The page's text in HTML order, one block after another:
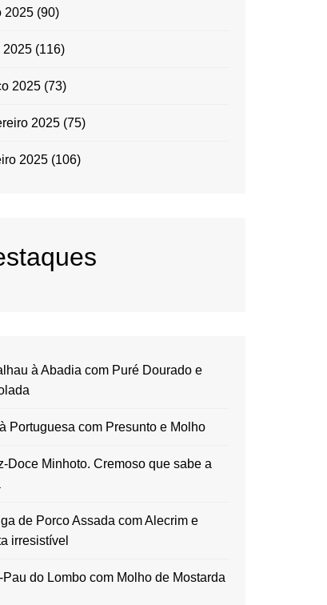
2025 (90)
2025 (116)
2025 (73)
2025 (75)
2025 (106)
à Abadia com Puré Dourado e
Portuguesa com Presunto e Molho
Doce Minhoto. Cremoso que sabe a
de Porco Assada com Alecrim e
irresistível
Pau do Lombo com Molho de Mostarda